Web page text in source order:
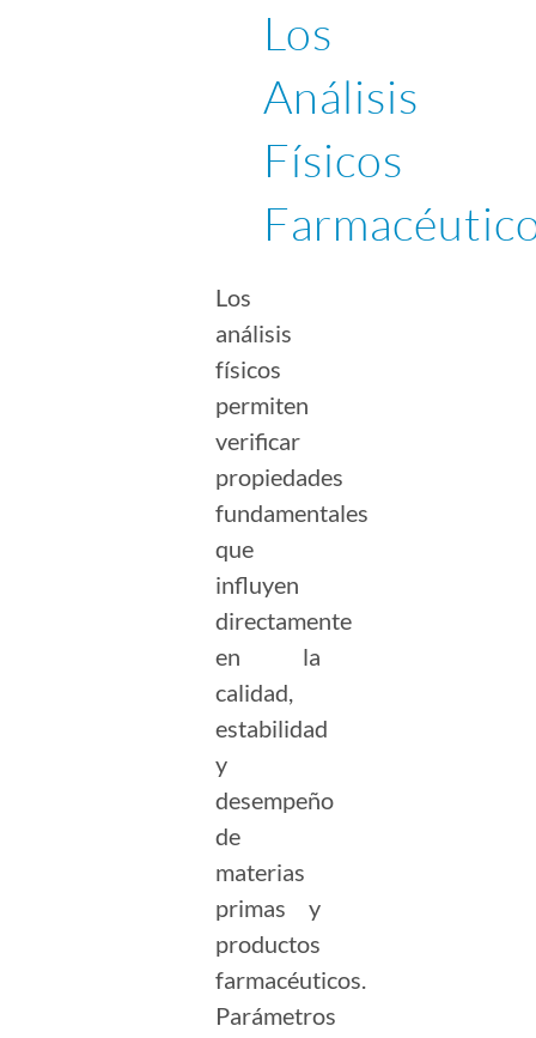
Los
Análisis
Físicos
Los
análisis
físicos
permiten
verificar
propiedades
fundamentales
que
influyen
directamente
en la
calidad,
estabilidad
y
desempeño
de
materias
primas y
productos
farmacéuticos.
Parámetros